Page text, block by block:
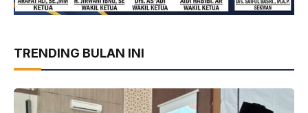
TRENDING BULAN INI